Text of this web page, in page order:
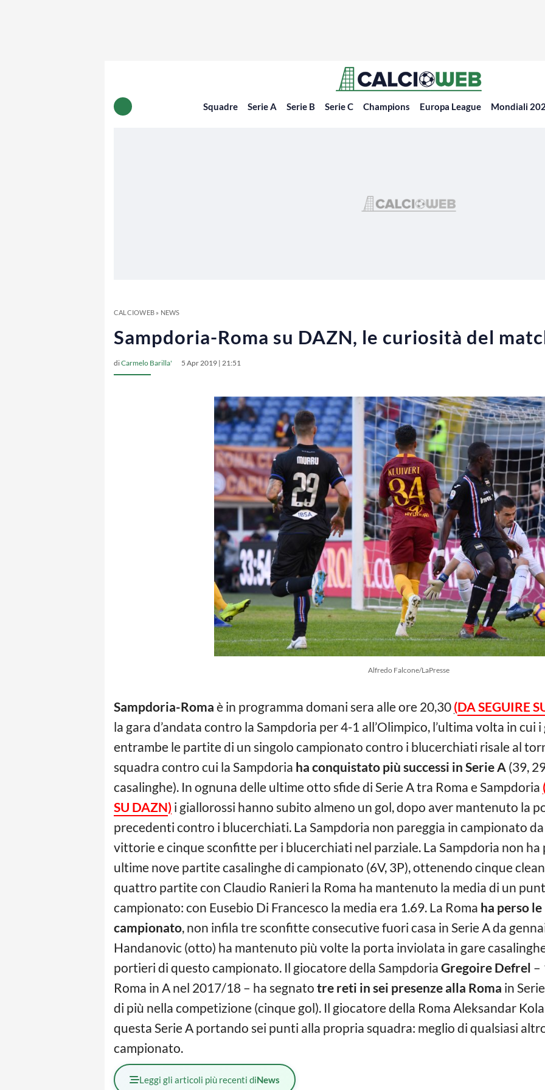
Squadre Serie A Serie B Serie C Champions Europa League Mondiali
CALCIOWEB» NEWS
Sampdoria-Roma su DAZN, le curiosità del
diCarmelo Barilla' 5 Apr 2019 | 21:51
Alfredo Falcone/LaPresse
Sampdoria-Roma è in programma domani sera alle ore 20,30 (DA SEGUIRE
la gara d’andata contro la Sampdoria per 4-1 all’Olimpico, l’ultima volta in
entrambe le partite di un singolo campionato contro i blucerchiati risale al
squadra contro cui la Sampdoria ha conquistato più successi in Serie A (39,
casalinghe). In ognuna delle ultime otto sfide di Serie A tra Roma e Sampdoria
SU DAZN) i giallorossi hanno subito almeno un gol, dopo aver mantenuto la
precedenti contro i blucerchiati. La Sampdoria non pareggia in campionato
vittorie e cinque sconfitte per i blucerchiati nel parziale. La Sampdoria non ha
ultime nove partite casalinghe di campionato (6V, 3P), ottenendo cinque
quattro partite con Claudio Ranieri la Roma ha mantenuto la media di un
campionato: con Eusebio Di Francesco la media era 1.69. La Roma ha perso
campionato, non infila tre sconfitte consecutive fuori casa in Serie A da
Handanovic (otto) ha mantenuto più volte la porta inviolata in gare
portieri di questo campionato. Il giocatore della Sampdoria Gregoire Defrel –
Roma in A nel 2017/18 – ha segnato tre reti in sei presenze alla Roma in
di più nella competizione (cinque gol). Il giocatore della Roma Aleksandar
questa Serie A portando sei punti alla propria squadra: meglio di qualsiasi
campionato.
Leggi gli articoli più recenti diNews